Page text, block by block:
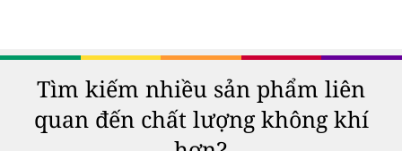
Tìm kiếm nhiều sản phẩm liên
quan đến chất lượng không khí